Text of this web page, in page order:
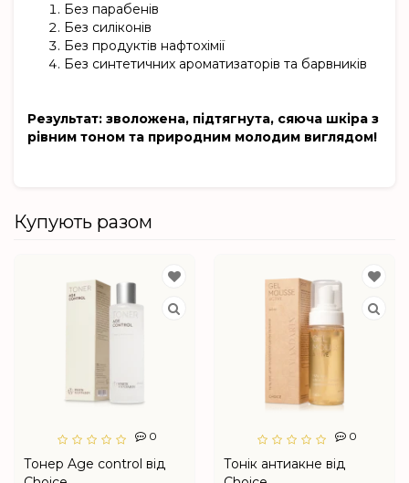
Без парабенів
Без силіконів
Без продуктів нафтохімії
Без синтетичних ароматизаторів та барвників
Результат: зволожена, підтягнута, сяюча шкіра з
рівним тоном та природним молодим виглядом!
Купують разом
0
Тонер Age control від
0
Тонік антиакне від